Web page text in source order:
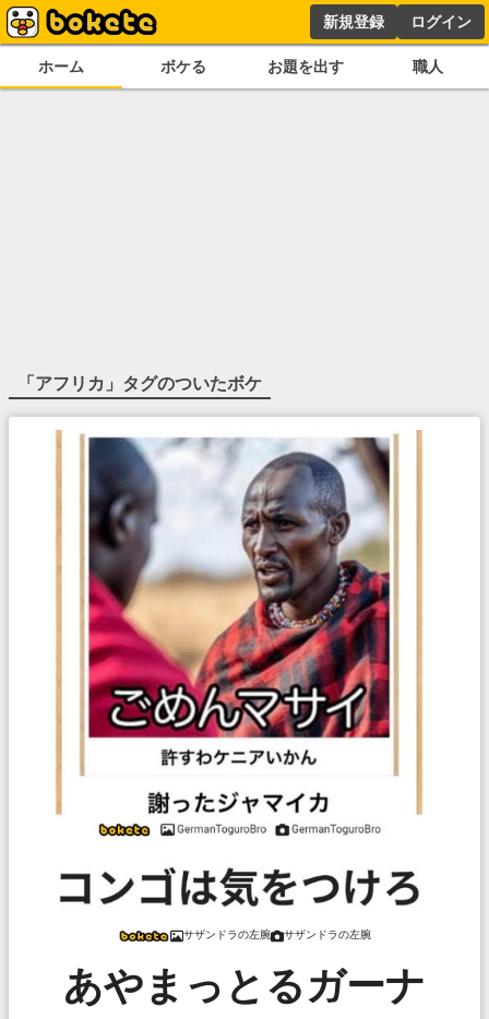
新規登録 ログイン
ホーム ボケる お題を出す 職人
「アフリカ 」タグのついたボケ
サザンドラの左腕 サザンドラの左腕
あやまっとるガーナ